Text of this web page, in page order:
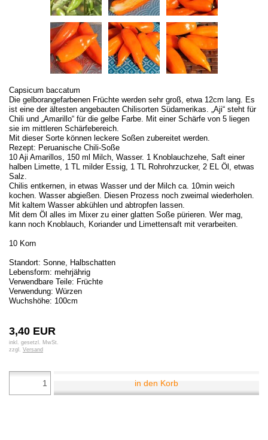
Capsicum baccatum
Die gelborangefarbenen Früchte werden sehr groß, etwa 12cm lang. Es
ist eine der ältesten angebauten Chilisorten Südamerikas. „Aji“ steht für
Chili und „Amarillo“ für die gelbe Farbe. Mit einer Schärfe von 5 liegen
sie im mittleren Schärfebereich.
Mit dieser Sorte können leckere Soßen zubereitet werden.
Rezept: Peruanische Chili-Soße
10 Aji Amarillos, 150 ml Milch, Wasser. 1 Knoblauchzehe, Saft einer
halben Limette, 1 TL milder Essig, 1 TL Rohrohrzucker, 2 EL Öl, etwas
Salz.
Chilis entkernen, in etwas Wasser und der Milch ca. 10min weich
kochen. Wasser abgießen. Diesen Prozess noch zweimal wiederholen.
Mit kaltem Wasser abkühlen und abtropfen lassen.
Mit dem Öl alles im Mixer zu einer glatten Soße pürieren. Wer mag,
kann noch Knoblauch, Koriander und Limettensaft mit verarbeiten.
10 Korn
Standort: Sonne, Halbschatten
Lebensform: mehrjährig
Verwendbare Teile: Früchte
Verwendung: Würzen
Wuchshöhe: 100cm
3,40 EUR
inkl. gesetzl. MwSt.
zzgl. Versand
in den Korb